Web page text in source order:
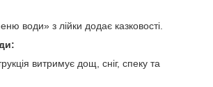
води» з лійки додає казковості.
витримує дощ, сніг, спеку та